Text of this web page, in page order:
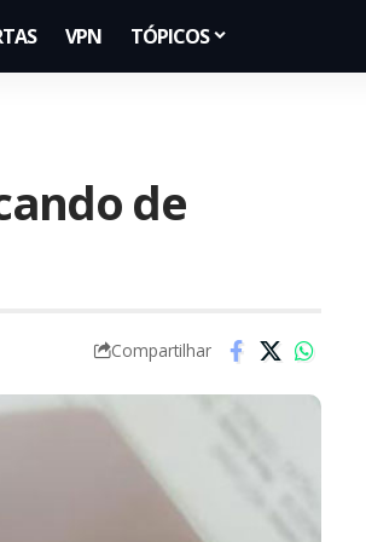
VPN TÓPICOS
de
Compartilhar